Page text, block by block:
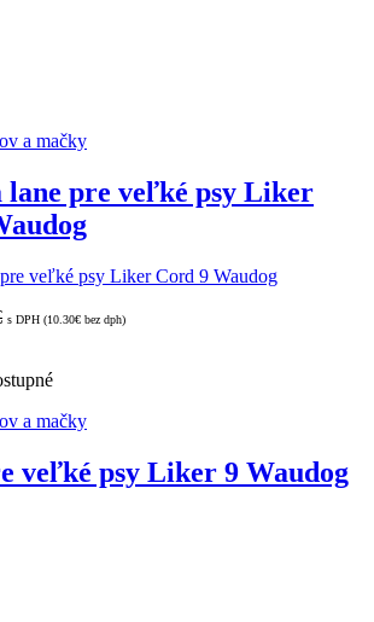
a mačky
lane pre veľké psy Liker
veľké psy Liker Cord 9 Waudog
s DPH (10.30€ bez dph)
a mačky
veľké psy Liker 9 Waudog